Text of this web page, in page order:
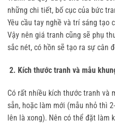
những chi tiết, bố cục của bức
Yêu cầu tay nghề và trí sáng tạo
Vậy nên giá tranh cũng sẽ phụ
sắc nét, có hồn sẽ tạo ra sự cân
2. Kích thước tranh và mẫu
Có rất nhiều kích thước tranh và
sẵn, hoặc làm mới (mẫu nhỏ thì
lên là xong). Nên có thể đặt làm